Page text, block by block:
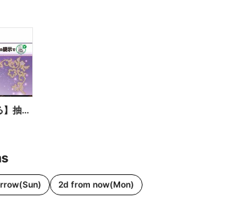
【ファミペイでスタンプ貯まる】抽選でペアチケットが当たる!
2d from now(Mon)